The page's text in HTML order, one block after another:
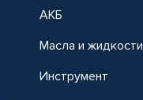
АКБ
Масла и жидкости
Инструмент